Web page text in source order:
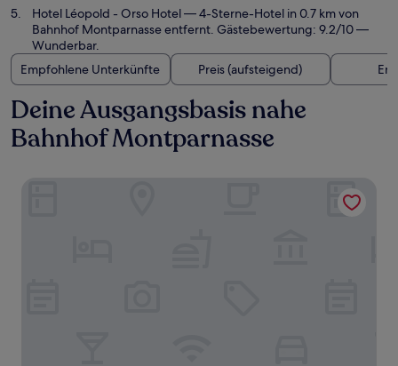
Hotel Léopold - Orso Hotel— 4-Sterne-Hotel in 0.7 km von
Bahnhof Montparnasse entfernt. Gästebewertung: 9.2/10 —
Wunderbar.
Empfohlene Unterkünfte
Preis (aufsteigend)
Deine Ausgangsbasis nahe
Bahnhof Montparnasse